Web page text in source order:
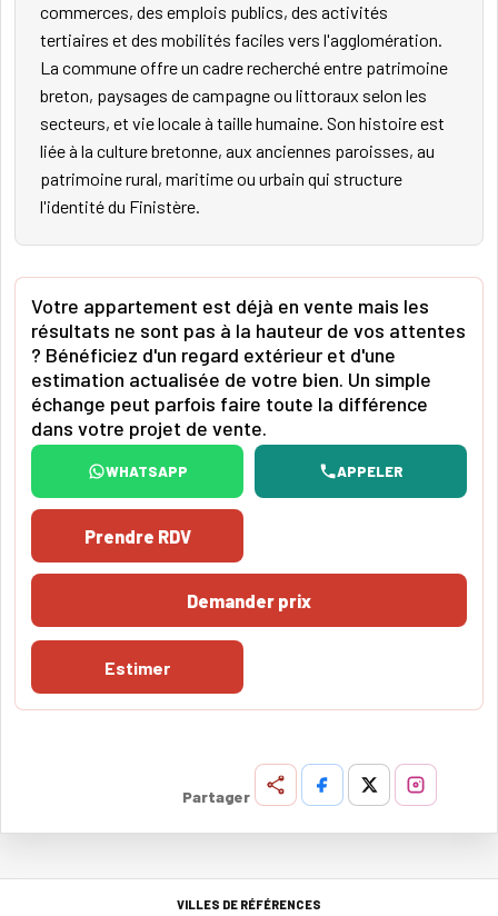
commerces, des emplois publics, des activités
tertiaires et des mobilités faciles vers l'agglomération.
La commune offre un cadre recherché entre patrimoine
breton, paysages de campagne ou littoraux selon les
secteurs, et vie locale à taille humaine. Son histoire est
liée à la culture bretonne, aux anciennes paroisses, au
patrimoine rural, maritime ou urbain qui structure
l'identité du Finistère.
Votre appartement est déjà en vente mais les
résultats ne sont pas à la hauteur de vos attentes
? Bénéficiez d'un regard extérieur et d'une
estimation actualisée de votre bien. Un simple
échange peut parfois faire toute la différence
dans votre projet de vente.
WHATSAPP APPELER
Prendre RDV
Demander prix
Estimer
Partager
VILLES DE RÉFÉRENCES